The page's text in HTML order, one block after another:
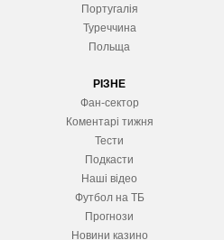
Португалія
Туреччина
Польща
РІЗНЕ
Фан-сектор
Коментарі тижня
Тести
Подкасти
Наші відео
Футбол на ТБ
Прогнози
Новини казино